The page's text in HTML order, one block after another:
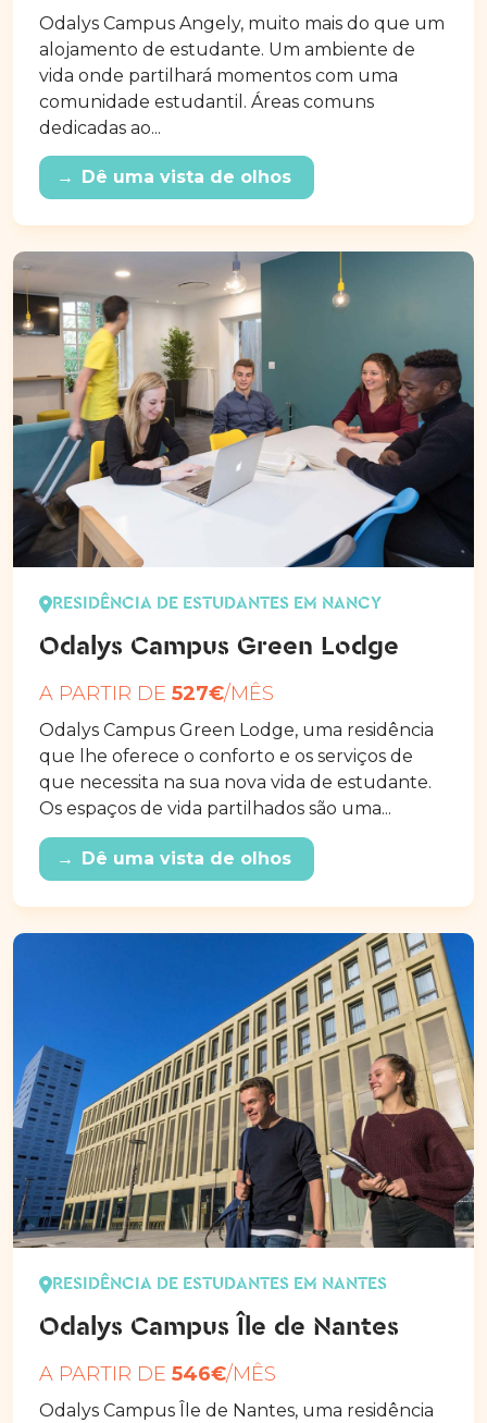
Odalys Campus Angely, muito mais do que um
alojamento de estudante. Um ambiente de
vida onde partilhará momentos com uma
comunidade estudantil. Áreas comuns
dedicadas ao...
→ Dê uma vista de olhos
RESIDÊNCIA DE ESTUDANTES EM NANCY
Odalys Campus Green Lodge
A PARTIR DE 527€/MÊS
Odalys Campus Green Lodge, uma residência
que lhe oferece o conforto e os serviços de
que necessita na sua nova vida de estudante.
Os espaços de vida partilhados são uma...
→ Dê uma vista de olhos
RESIDÊNCIA DE ESTUDANTES EM NANTES
Odalys Campus Île de Nantes
A PARTIR DE 546€/MÊS
Odalys Campus Île de Nantes, uma residência